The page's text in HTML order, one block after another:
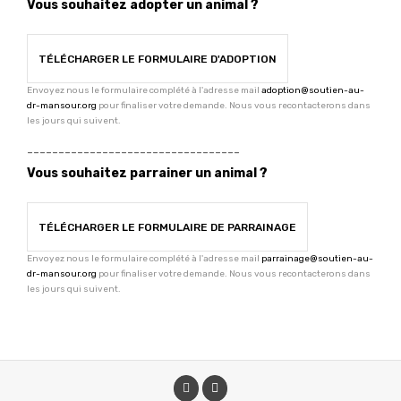
Vous souhaitez adopter un animal ?
TÉLÉCHARGER LE FORMULAIRE D'ADOPTION
Envoyez nous le formulaire complété à l'adresse mail adoption@soutien-au-
dr-mansour.org pour finaliser votre demande. Nous vous recontacterons dans
les jours qui suivent.
----------------------------------
Vous souhaitez parrainer un animal ?
TÉLÉCHARGER LE FORMULAIRE DE PARRAINAGE
Envoyez nous le formulaire complété à l'adresse mail parrainage@soutien-au-
dr-mansour.org pour finaliser votre demande. Nous vous recontacterons dans
les jours qui suivent.